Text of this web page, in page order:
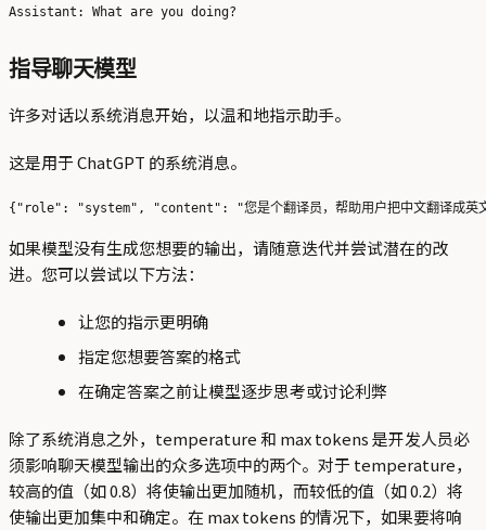
指导聊天模型
许多对话以系统消息开始，以温和地指示助手。
这是用于 ChatGPT 的系统消息。
如果模型没有生成您想要的输出，请随意迭代并尝试潜在的改
进。您可以尝试以下方法：
让您的指示更明确
指定您想要答案的格式
在确定答案之前让模型逐步思考或讨论利弊
除了系统消息之外，temperature 和 max tokens 是开发人员必
须影响聊天模型输出的众多选项中的两个。对于 temperature，
较高的值（如 0.8）将使输出更加随机，而较低的值（如 0.2）将
使输出更加集中和确定。在 max tokens 的情况下，如果要将响